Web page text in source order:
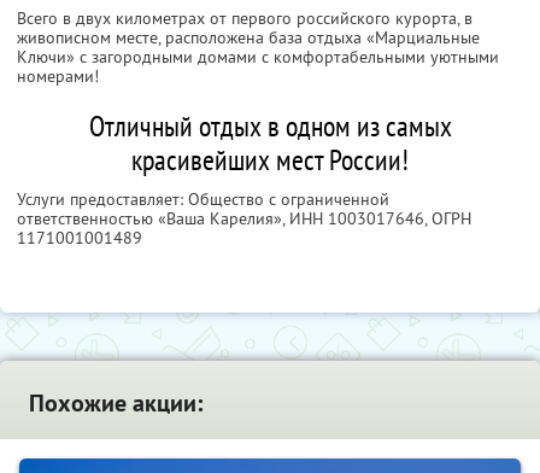
Всего в двух километрах от первого российского курорта, в
живописном месте, расположена база отдыха «Марциальные
Ключи» с загородными домами с комфортабельными уютными
номерами!
Отличный отдых в одном из самых
красивейших мест России!
Услуги предоставляет: Общество с ограниченной
ответственностью «Ваша Карелия», ИНН 1003017646, ОГРН
1171001001489
Похожие акции: